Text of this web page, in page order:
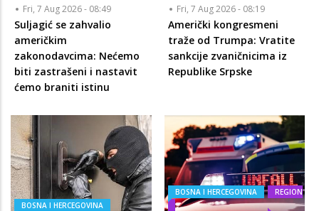
Fri, 7 Aug 2026 - 08:49
Suljagić se zahvalio
američkim
zakonodavcima: Nećemo
biti zastrašeni i nastavit
ćemo braniti istinu
Fri, 7 Aug 2026 - 08:19
Američki kongresmeni
traže od Trumpa: Vratite
sankcije zvaničnicima iz
Republike Srpske
BOSNA I HERCEGOVINA
BOSNA I HERCEGOVINA REGION